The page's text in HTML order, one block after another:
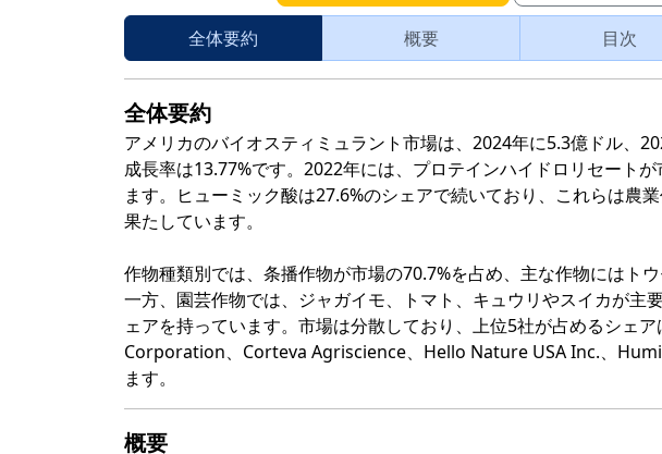
全体要約 概要 目次
全体要約
アメリカのバイオスティミュラント市場は、2024年に5.3億ドル、
成長率は13.77%です。2022年には、プロテインハイドロリセート
ます。ヒューミック酸は27.6%のシェアで続いており、これらは農
果たしています。
作物種類別では、条播作物が市場の70.7%を占め、主な作物にはト
一方、園芸作物では、ジャガイモ、トマト、キュウリやスイカが主
ェアを持っています。市場は分散しており、上位5社が占めるシェ
Corporation、Corteva Agriscience、Hello Nature USA Inc.、
ます。
概要